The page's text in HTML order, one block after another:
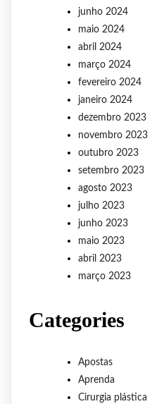
junho 2024
maio 2024
abril 2024
março 2024
fevereiro 2024
janeiro 2024
dezembro 2023
novembro 2023
outubro 2023
setembro 2023
agosto 2023
julho 2023
junho 2023
maio 2023
abril 2023
março 2023
Categories
Apostas
Aprenda
Cirurgia plástica